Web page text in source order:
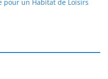
pour un Habitat de Loisirs